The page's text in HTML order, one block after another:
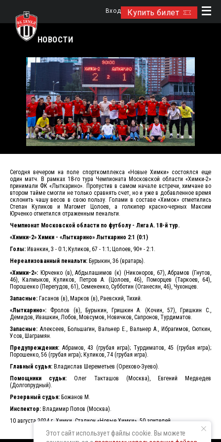
Купить билет
Вход
НОВОСТИ
Сегодня вечером на поле спорткомплекса «Новые Химки» состоялся еще
один матч. В рамках 18-го тура Чемпионата Московской области «Химки-2»
принимали ФК «Лыткарино». Пропустив в самом начале встречи, химчане во
втором тайме смогли не только сравнять счет, но и уже в добавленное время
склонить чашу весов в свою пользу. Голами в составе «Химок» отметились
Степан Куликов и Магомет Цолоев, а голкипер красно-черных Максим
Юрченко отметился отраженным пенальти.
Чемпионат Московской области по футболу - Лига А. 18-й тур.
«Химки-2» Химки - «Лыткарино» Лыткарино 2:1 (0:1)
Голы: Иванкин, 3 - 0:1; Куликов, 67 - 1:1; Цолоев, 90+ - 2:1.
Нереализованный пенальти: Бурыкин, 36 (вратарь).
«Химки-2»: Юрченко (в), Абдылашимов (к) (Никоноров, 67), Абрамов (Гнутов,
46), Калмыков, Куликов, Петров А. (Цолоев, 46), Поморцев (Таркоев, 64),
Порошенко (Перегудов, 61), Семененко, Субботин (Оганесян, 46), Чухонцев.
Запасные: Гасанов (в), Марков (в), Раевский, Тихий.
«Лыткарино»: Фролов (в), Бурыкин, Гришкин А. (Кочин, 57), Гришкин С.,
Демидов, Ивашкин, Лобов, Мовсумов, Новичков, Сапронов, Турдиматов.
Запасные: Алексеев, Большагин, Вальнер Е., Вальнер А., Ибрагимов, Сюткин,
Усов, Шаграмян.
Предупреждения: Абрамов, 43 (грубая игра); Турдиматов, 45 (грубая игра);
Порошенко, 56 (грубая игра); Куликов, 74 (грубая игра).
Главный судья: Владислав Шереметьев (Орехово-Зуево).
Помощники судьи: Олег Такташов (Москва), Евгений Медведев
(Долгопрудный).
Резервный судья: Божанов М.
Инспектор: Владимир Попов (Москва).
10 августа 2024 г. Химки. Стадион «Новые Химки». 50 зрителей.
Этот сайт использует файлы cookie. Вы можете